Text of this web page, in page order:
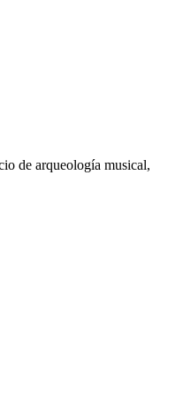
de arqueología musical,